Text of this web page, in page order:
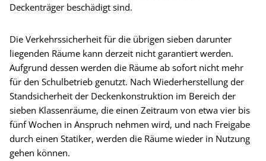
Deckenträger beschädigt sind.
Die Verkehrssicherheit für die übrigen sieben darunter
liegenden Räume kann derzeit nicht garantiert werden.
Aufgrund dessen werden die Räume ab sofort nicht mehr
für den Schulbetrieb genutzt. Nach Wiederherstellung der
Standsicherheit der Deckenkonstruktion im Bereich der
sieben Klassenräume, die einen Zeitraum von etwa vier bis
fünf Wochen in Anspruch nehmen wird, und nach Freigabe
durch einen Statiker, werden die Räume wieder in Nutzung
gehen können.